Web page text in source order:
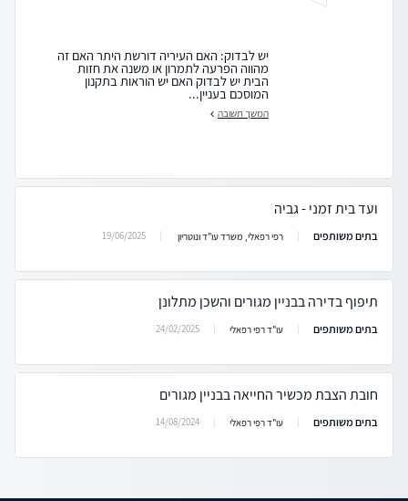
יש לבדוק: האם העיריה דורשת היתר האם זה
מהווה הפרעה לתמרון או משנה את חזות
הבית יש לבדוק האם יש הוראות בתקנון
המוסכם בעניין...
המשך תשובה
ועד בית זמני - גביה
בתים משותפים רפי רפאלי, משרד עו"ד ונוטריון 19/06/2025
תיפוף בדירה בבניין מגורים והשכן מתלונן
בתים משותפים עו"ד רפי רפאלי 24/02/2025
חובת הצבת מכשיר החייאה בבניין מגורים
בתים משותפים עו"ד רפי רפאלי 14/08/2024